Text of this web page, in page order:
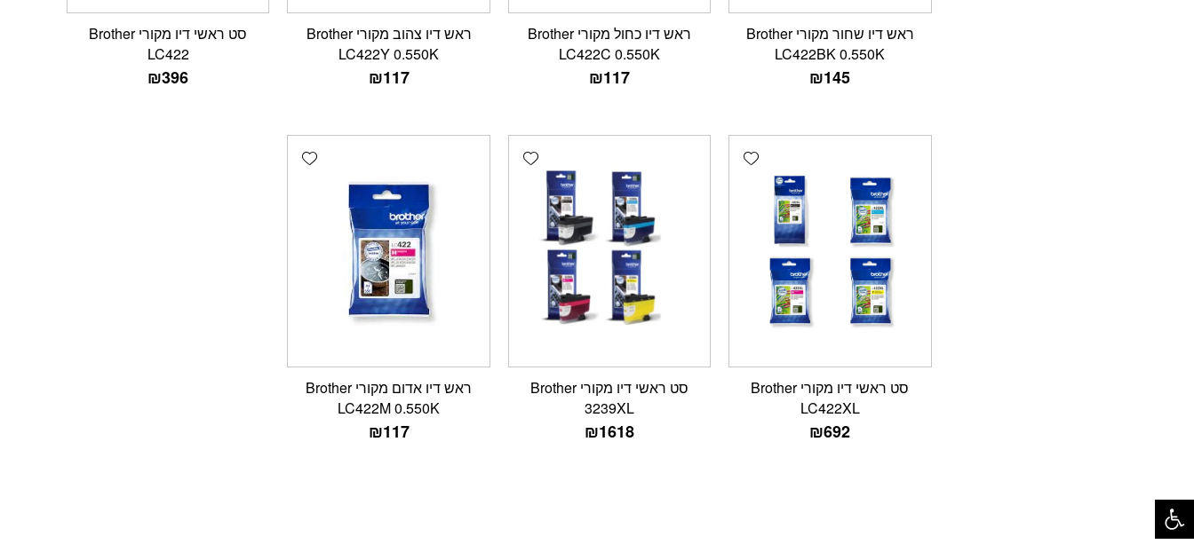
ראש דיו שחור מקורי Brother
LC422BK 0.550K
₪145
ראש דיו כחול מקורי Brother
LC422C 0.550K
₪117
ראש דיו צהוב מקורי Brother
LC422Y 0.550K
₪117
סט ראשי דיו מקורי Brother
LC422
₪396
Add wishlist
סט ראשי דיו מקורי Brother
LC422XL
₪692
Add wishlist
סט ראשי דיו מקורי Brother
3239XL
₪1618
Add wishlist
ראש דיו אדום מקורי Brother
LC422M 0.550K
₪117
פתח סרגל נגישות